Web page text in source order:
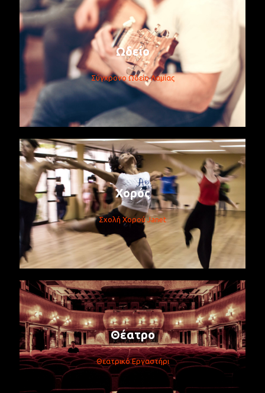
Ωδείο
Σύγχρονο Ωδείο Λαμίας
Χορός
Σχολή Χορού Janet
Θέατρο
Θεατρικό Εργαστήρι